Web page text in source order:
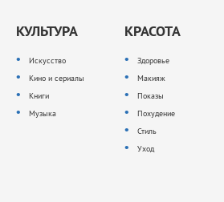
КУЛЬТУРА
Искусство
Кино и сериалы
Книги
Музыка
КРАСОТА
Здоровье
Макияж
Показы
Похудение
Стиль
Уход